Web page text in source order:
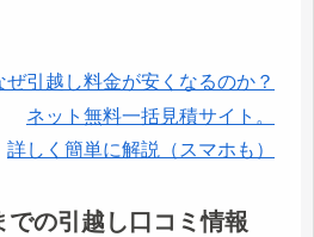
ぜ引越し料金が安くなるのか？
ネット無料一括見積サイト。
詳しく簡単に解説（スマホも）
での引越し口コミ情報